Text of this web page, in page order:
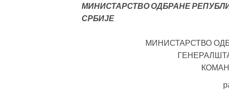
МИНИСТАРСТВО ОДБРАНЕ
СРБИЈЕ
МИНИСТАРСТВО